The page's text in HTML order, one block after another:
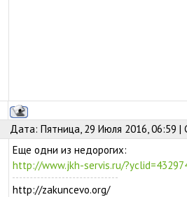
Дата: Пятница, 29 Июля 2016, 06:59
Еще одни из недорогих:
http://www.jkh-servis.ru/
http://zakuncevo.org/